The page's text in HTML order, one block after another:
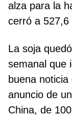
alza para la
cerró a 527,6
La soja
semanal que
buena
anuncio de
China, de